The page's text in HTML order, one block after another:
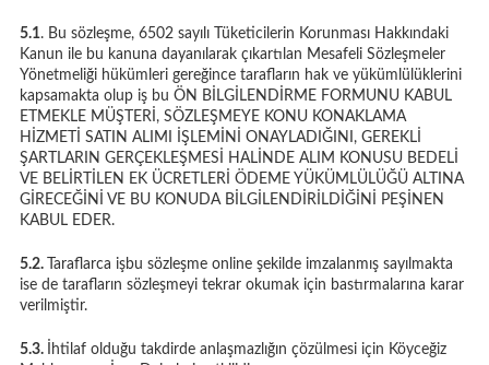
5.1. Bu sözleşme, 6502 sayılı Tüketicilerin Korunması Hakkındaki
Kanun ile bu kanuna dayanılarak çıkartılan Mesafeli Sözleşmeler
Yönetmeliği hükümleri gereğince tarafların hak ve yükümlülüklerini
kapsamakta olup iş bu ÖN BİLGİLENDİRME FORMUNU KABUL
ETMEKLE MÜŞTERİ, SÖZLEŞMEYE KONU KONAKLAMA
HİZMETİ SATIN ALIMI İŞLEMİNİ ONAYLADIĞINI, GEREKLİ
ŞARTLARIN GERÇEKLEŞMESİ HALİNDE ALIM KONUSU BEDELİ
VE BELİRTİLEN EK ÜCRETLERİ ÖDEME YÜKÜMLÜLÜĞÜ ALTINA
GİRECEĞİNİ VE BU KONUDA BİLGİLENDİRİLDİĞİNİ PEŞİNEN
KABUL EDER.
5.2.
Taraflarca işbu sözleşme online şekilde imzalanmış sayılmakta
ise de tarafların sözleşmeyi tekrar okumak için bastırmalarına karar
verilmiştir.
5.3.
İhtilaf olduğu takdirde anlaşmazlığın çözülmesi için Köyceğiz